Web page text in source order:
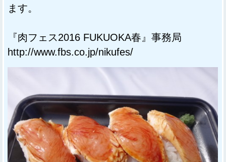
ます。
『肉フェス2016 FUKUOKA春』事務局
http://www.fbs.co.jp/nikufes/